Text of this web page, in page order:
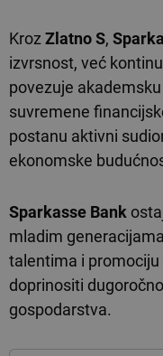
KrozZlatno S,
izvrsnost, već
povezuje
suvremene
postanu aktivni
ekonomske
Sparkasse Bank
mladim
talentima i
doprinositi
gospodarstva.